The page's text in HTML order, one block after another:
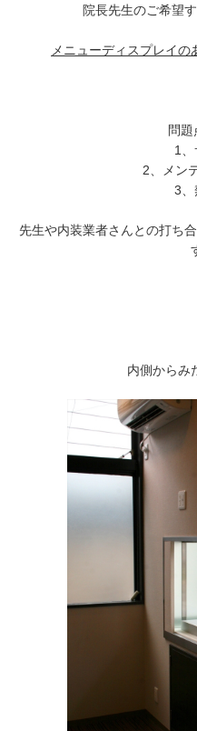
院長先生のご希望
メニューディスプレイの
問題
1
2、メン
3、
先生や内装業者さんとの打ち
内側からみ